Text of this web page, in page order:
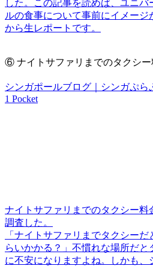
した。この記事を読めば、ユニ
ルの食事について事前にイメー
から生レポートです。
⑥ ナイトサファリまでのタクシー
シンガポールブログ｜シンガぷら
1 Pocket
ナイトサファリまでのタクシー料
調査した。
「ナイトサファリまでタクシー
らいかかる？」不慣れな場所だと
に不安になりますよね。しかも、